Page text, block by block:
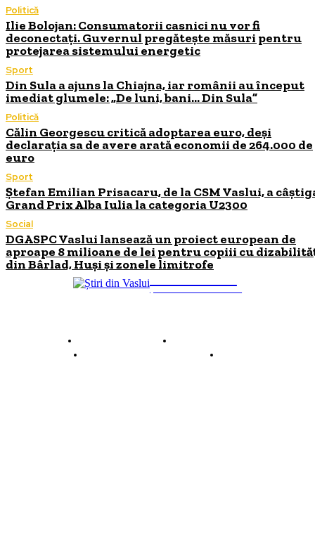
Politică
Ilie Bolojan: Consumatorii casnici nu vor fi
deconectați. Guvernul pregătește măsuri pentru
protejarea sistemului energetic
Sport
Din Sula a ajuns la Chiajna, iar românii au început
imediat glumele: „De luni, bani… Din Sula”
Politică
Călin Georgescu critică adoptarea euro, deși
declarația sa de avere arată economii de 264.000 de
euro
Sport
Ștefan Emilian Prisacaru, de la CSM Vaslui, a
Grand Prix Alba Iulia la categoria U2300
Social
DGASPC Vaslui lansează un proiect european de
aproape 8 milioane de lei pentru copiii cu
din Bârlad, Huși și zonele limitrofe
ȘTIRI DE INTERES